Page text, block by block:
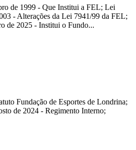
de 1999 - Que Institui a FEL; Lei
- Alterações da Lei 7941/99 da FEL;
de 2025 - Institui o Fundo...
Fundação de Esportes de Londrina;
de 2024 - Regimento Interno;